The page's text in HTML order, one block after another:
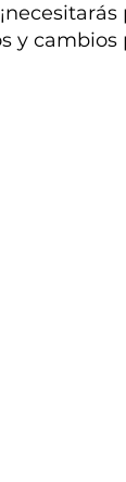
y cambios